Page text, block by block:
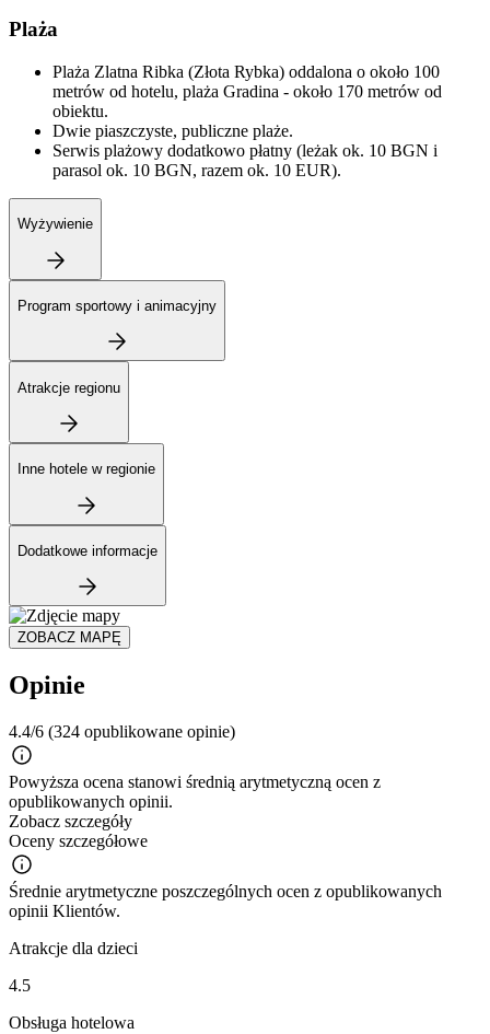
Plaża
Plaża Zlatna Ribka (Złota Rybka) oddalona o około 100
metrów od hotelu, plaża Gradina - około 170 metrów od
obiektu.
Dwie piaszczyste, publiczne plaże.
Serwis plażowy dodatkowo płatny (leżak ok. 10 BGN i
parasol ok. 10 BGN, razem ok. 10 EUR).
Wyżywienie
Program sportowy i animacyjny
Atrakcje regionu
Inne hotele w regionie
Dodatkowe informacje
ZOBACZ MAPĘ
Opinie
4.4/6 (324 opublikowane opinie)
Powyższa ocena stanowi średnią arytmetyczną ocen z
opublikowanych opinii.
Zobacz szczegóły
Oceny szczegółowe
Średnie arytmetyczne poszczególnych ocen z opublikowanych
opinii Klientów.
Atrakcje dla dzieci
4.5
Obsługa hotelowa